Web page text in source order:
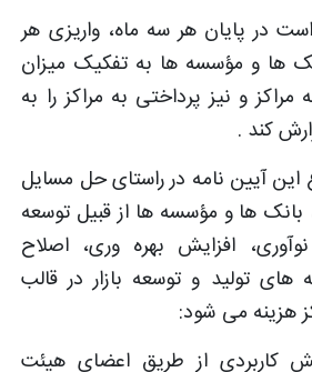
است در پایان هر سه ماه، واریزی هر
­ها و مؤسسه ها به تفکیک میزان
مراکز و نیز پرداختی به مراکز را به
کند .
این آیین ­نامه در راستای حل مسایل
ها و مؤسسه­ ها از قبیل توسعه
افزایش بهره ­وری، اصلاح
های تولید و توسعه بازار در قالب
هزینه می­ شود:
کاربردی از طریق اعضای هیئت